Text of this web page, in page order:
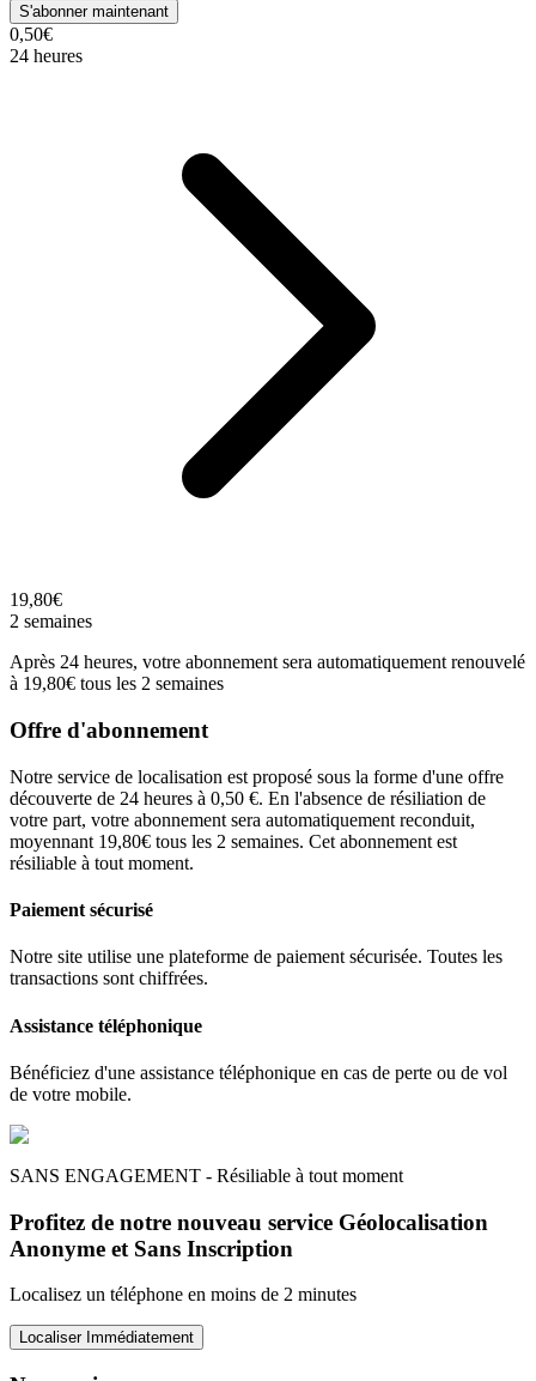
S'abonner maintenant
0,50€
24 heures
19,80€
2 semaines
Après 24 heures, votre abonnement sera automatiquement renouvelé
à 19,80€ tous les 2 semaines
Offre d'abonnement
Notre service de localisation est proposé sous la forme d'une offre
découverte de 24 heures à 0,50 €. En l'absence de résiliation de
votre part, votre abonnement sera automatiquement reconduit,
moyennant 19,80€ tous les 2 semaines. Cet abonnement est
résiliable à tout moment.
Paiement sécurisé
Notre site utilise une plateforme de paiement sécurisée. Toutes les
transactions sont chiffrées.
Assistance téléphonique
Bénéficiez d'une assistance téléphonique en cas de perte ou de vol
de votre mobile.
SANS ENGAGEMENT - Résiliable à tout moment
Profitez de notre nouveau service Géolocalisation
Anonyme et Sans Inscription
Localisez un téléphone en moins de 2 minutes
Localiser Immédiatement